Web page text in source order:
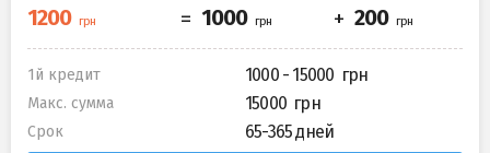
1й кредит 1000 - 15000
Макс. сумма 15000
Срок 65-365 дней